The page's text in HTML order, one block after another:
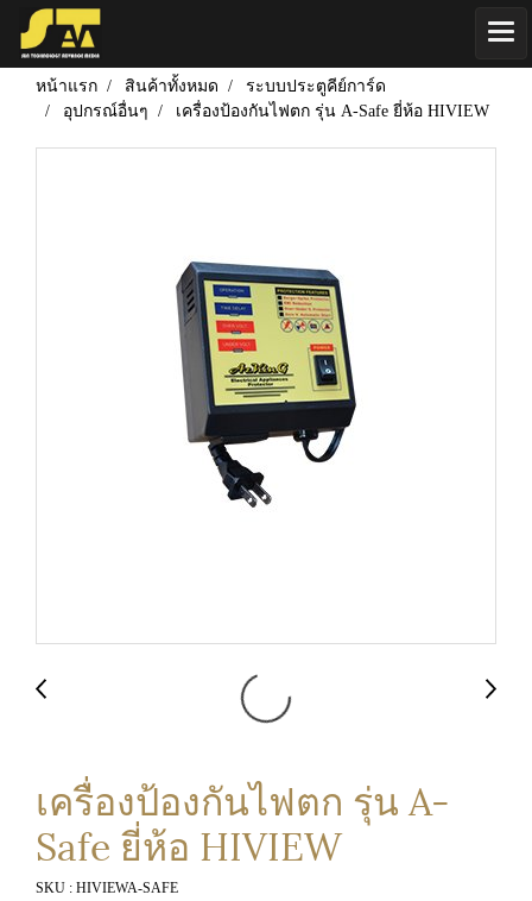
หน้าแรก สินค้าทั้งหมด
ระบบประตูคีย์การ์ด
อุปกรณ์อื่นๆ
เครื่องป้องกันไฟตก รุ่น A-Safe ยี่ห้อ HIVIEW
เครื่องป้องกันไฟตก รุ่น A-
Safe ยี่ห้อ HIVIEW
SKU : HIVIEWA-SAFE